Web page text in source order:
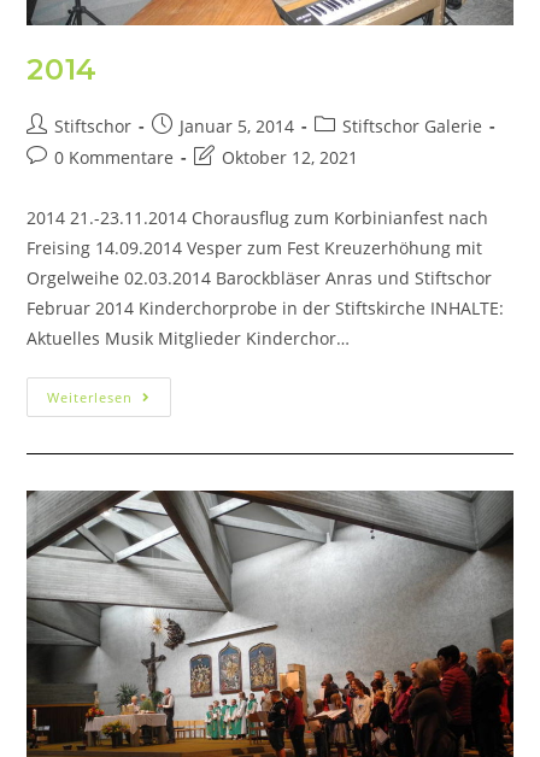
2014
Stiftschor Januar 5, 2014
Stiftschor Galerie
0 Kommentare
Oktober 12, 2021
2014 21.-23.11.2014 Chorausflug zum Korbinianfest nach
Freising 14.09.2014 Vesper zum Fest Kreuzerhöhung mit
Orgelweihe 02.03.2014 Barockbläser Anras und Stiftschor
Februar 2014 Kinderchorprobe in der Stiftskirche INHALTE:
Aktuelles Musik Mitglieder Kinderchor…
Weiterlesen